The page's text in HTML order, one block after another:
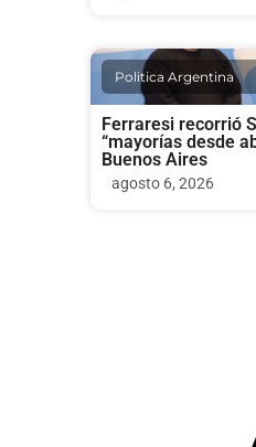
Politica Argentina
Ferraresi recorrió
“mayorías desde
Buenos Aires
agosto 6, 2026